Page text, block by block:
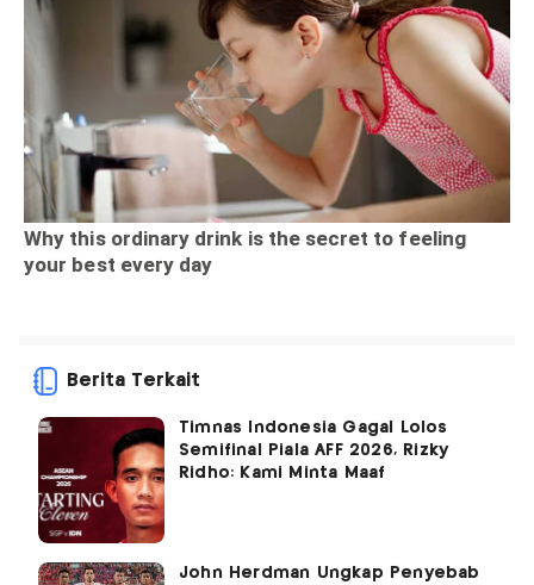
Berita Terkait
Timnas Indonesia Gagal Lolos
Semifinal Piala AFF 2026, Rizky
Ridho: Kami Minta Maaf
John Herdman Ungkap Penyebab